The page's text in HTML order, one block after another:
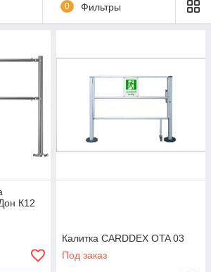
0 Фильтры
К12
Калитка CARDDEX OTA 03
Под заказ